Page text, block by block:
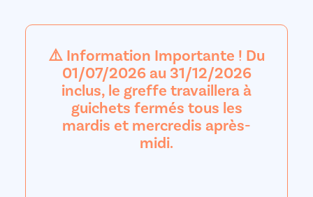
⚠️ Information Importante ! Du
01/07/2026 au 31/12/2026
inclus, le greffe travaillera à
guichets fermés tous les
mardis et mercredis après-
midi.